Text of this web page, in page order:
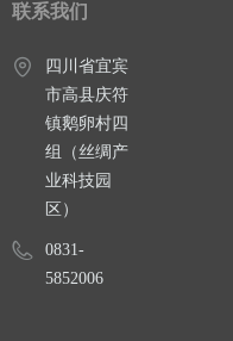
联系我们
四川省宜宾
市高县庆符
镇鹅卵村四
组（丝绸产
业科技园
区）
0831-
5852006